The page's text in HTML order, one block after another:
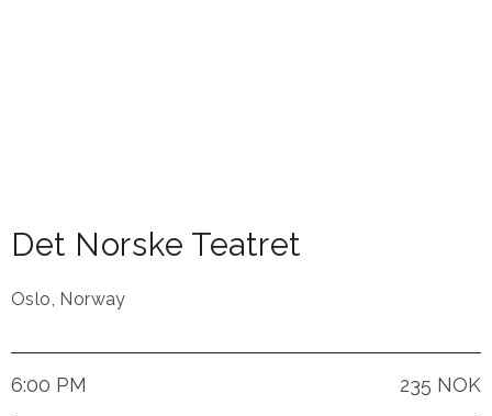
Det Norske Teatret
Oslo, Norway
6:00 PM 235 NOK